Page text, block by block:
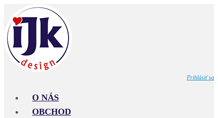
content
Prihlásiť sa
O NÁS
OBCHOD